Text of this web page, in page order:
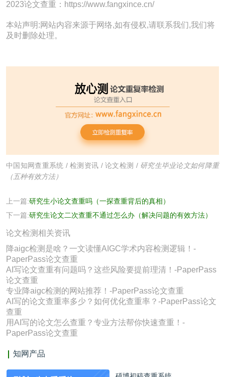
2023论文查重：https://www.fangxince.cn/
本站声明:网站内容来源于网络,如有侵权,请联系我们,我们将
及时删除处理。
中国知网查重系统 /检测资讯 / 论文检测 / 研究生毕业论文如何降重
（五种有效方法）
上一篇:研究生小论文查重吗（一探查重背后的真相）
下一篇:研究生论文二次查重不通过怎么办（解决问题的有效方法）
论文检测相关资讯
降aigc检测是啥？一文读懂AIGC学术内容检测逻辑！-
PaperPass论文查重
AI写论文查重有问题吗？这些风险要提前理清！-PaperPass
论文查重
专业降aigc检测的网站推荐！-PaperPass论文查重
AI写的论文查重率多少？如何优化查重率？-PaperPass论文
查重
用AI写的论文怎么查重？专业方法帮你快速查重！-
PaperPass论文查重
知网产品